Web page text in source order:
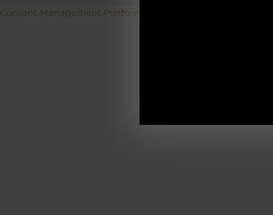
Consent Management Platform von Real Cookie Banner